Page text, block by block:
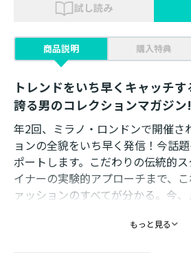
試し読み
商品説明 購入特典
トレンドをいち早くキャッチ
誇る男のコレクションマガジン!
年2回、ミラノ・ロンドンで開催さ
ョンの全貌をいち早く発信！今話
ポートします。こだわりの伝統的
イナーの実験的アプローチまで、
ァッションのすべてが分かる。今
もっと見る